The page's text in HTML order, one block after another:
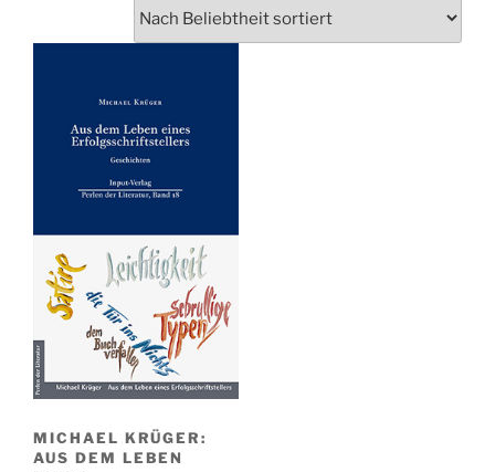
MICHAEL KRÜGER:
AUS DEM LEBEN